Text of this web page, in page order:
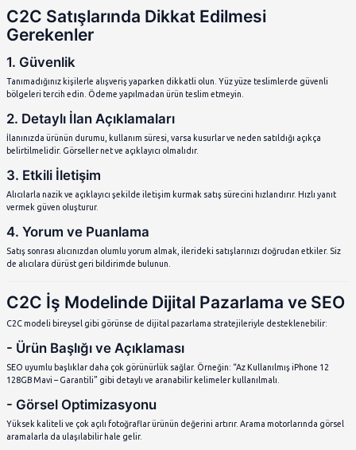
C2C modelinde bireylerin mağaza açmasına gerek yoktur.
doğrudan platformlara yükleyerek satışa sunabilirsiniz. Stok,
maliyetler minimaldir.
2. Ek Gelir Sağlama
zamanda girişimciler için küçük çaplı ticaretin kapısıdır.
3. Sürdürülebilirlik
İkinci el ürünlerin satışı, çevre dostu bir davranıştır. C2C
sürdürülebilir tüketime katkı sağlar.
4. Esneklik
Hem alıcı hem satıcı için zaman ve fiyat esnekliği vardır.
C2C Platformlarının Rolü
C2C ticaretinin gelişmesinde platformların rolü büyüktür. Bu
Güvenli ödeme sistemleri sunulur,
Kullanıcı yorumları ile güven artar,